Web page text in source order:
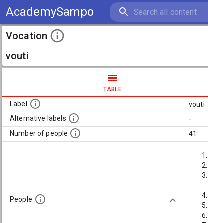
AcademySampo
Vocation
vouti
TABLE
Label
vouti
Alternative labels
-
Number of people
41
People